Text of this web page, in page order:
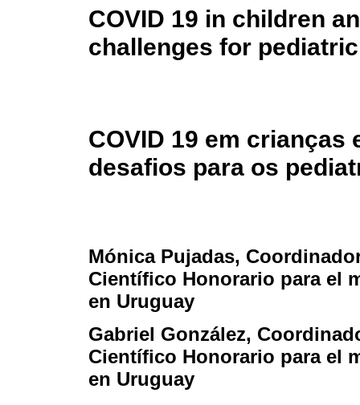
COVID 19 in children
challenges for
COVID 19 em
desafios para os
Mónica Pujadas,
Científico Honorario para el
en Uruguay
Gabriel González,
Científico Honorario para el
en Uruguay